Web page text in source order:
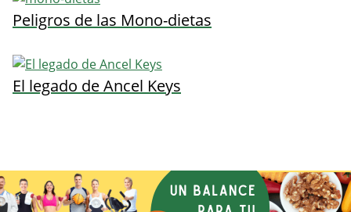
Peligros de las Mono-dietas
El legado de Ancel Keys